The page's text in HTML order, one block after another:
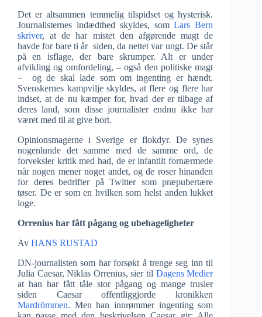
Det er altsammen temmelig tilspidset og hysterisk.
Journalisternes indædthed skyldes, somLars Bern
skriver, at de har mistet den afgørende magt de
havde for bare ti år siden, da nettet var ungt. De står
på en isflage, der bare skrumper. Alt er under
afvikling og omfordeling, – også den politiske magt
– og de skal lade som om ingenting er hændt.
Svenskernes kampvilje skyldes, at flere og flere har
indset, at de nu kæmper for, hvad der er tilbage af
deres land, som disse journalister endnu ikke har
været med til at give bort.
Opinionsmagerne i Sverige er flokdyr. De synes
nogenlunde det samme med de samme ord, de
forveksler kritik med had, de er infantilt fornærmede
når nogen mener noget andet, og de roser hinanden
for deres bedrifter på Twitter som præpubertære
tøser. De er som en hvilken som helst anden lukket
loge.
Orrenius har fått pågang og ubehageligheter
Av HANS RUSTAD
DN-journalisten som har forsøkt å trenge seg inn til
Julia Caesar, Niklas Orrenius, sier til Dagens Medier
at han har fått tåle stor pågang og mange trusler
siden Caesar offentliggjorde kronikken
Mardrömmen. Men han innrømmer ingenting som